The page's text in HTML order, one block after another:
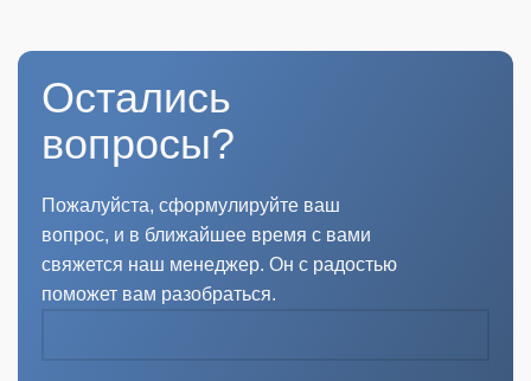
Остались
вопросы?
Пожалуйста, сформулируйте ваш
вопрос, и в ближайшее время с вами
свяжется наш менеджер. Он с радостью
поможет вам разобраться.